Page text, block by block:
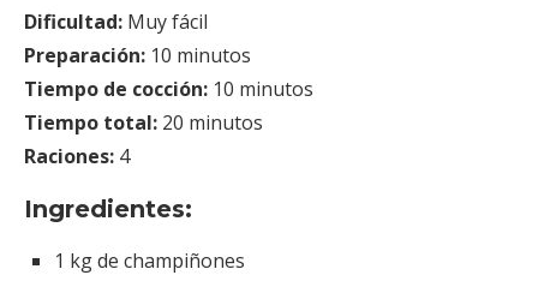
Dificultad: Muy fácil
Preparación: 10 minutos
Tiempo de cocción: 10 minutos
Tiempo total: 20 minutos
Raciones: 4
Ingredientes:
1 kg de champiñones